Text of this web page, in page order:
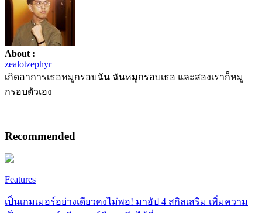
About :
zealotzephyr
เกิดอาการเธอหมูกรอบฉัน ฉันหมูกรอบเธอ และสองเราก็หมู
กรอบตัวเอง
Recommended
Features
เป็นเกมเมอร์อย่างเดียวคงไม่พอ! มาอัป 4 สกิลเสริม เพิ่มความ